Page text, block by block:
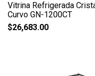
Vitrina Refrigerada
Curvo GN-1200CT
$26,683.00